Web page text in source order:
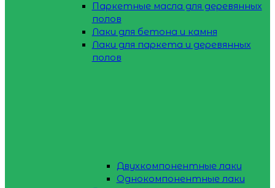
Паркетные масла для деревянных
полов
Лаки для бетона и камня
Лаки для паркета и деревянных
полов
Двухкомпонентные лаки
Однокомпонентные лаки